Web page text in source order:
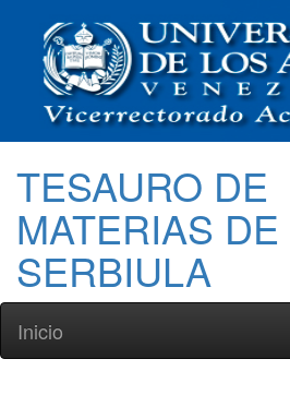
TESAURO DE
MATERIAS DE
SERBIULA
Inicio